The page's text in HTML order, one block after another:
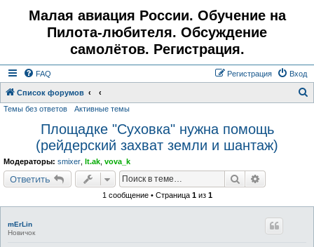
Малая авиация России. Обучение на
Пилота-любителя. Обсуждение
самолётов. Регистрация.
FAQ Вход
Регистрация
Список форумов
Темы без ответов Активные темы
Площадке "Суховка" нужна помощь
(рейдерский захват земли и шантаж)
Модераторы: smixer lt.ak vova_k
Ответить Поиск
1 сообщение • Страница 1из 1
mErLin
Новичок